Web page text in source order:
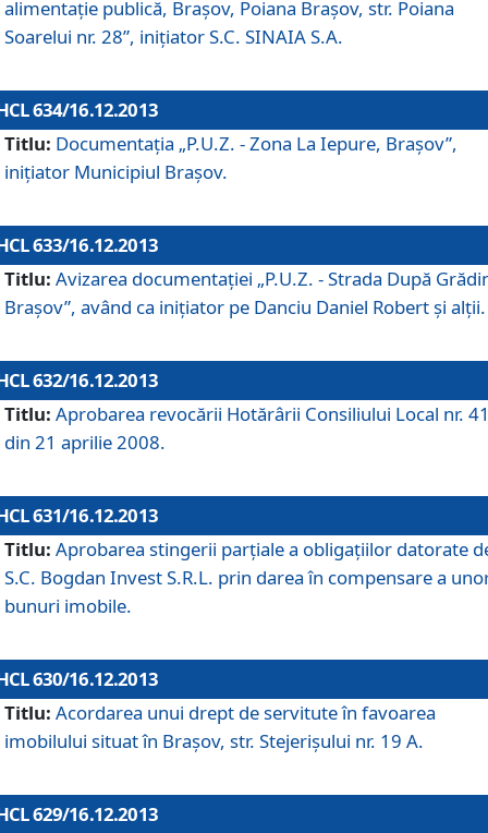
alimentaţie publică, Braşov, Poiana Braşov, str. Poiana
Soarelui nr. 28”, iniţiator S.C. SINAIA S.A.
634/16.12.2013
Titlu: Documentaţia „P.U.Z. - Zona La Iepure, Braşov”,
iniţiator Municipiul Braşov.
633/16.12.2013
Titlu: Avizarea documentaţiei „P.U.Z. - Strada După
Braşov”, având ca iniţiator pe Danciu Daniel Robert şi alţii.
632/16.12.2013
Titlu: Aprobarea revocării Hotărârii Consiliului Local nr.
din 21 aprilie 2008.
631/16.12.2013
Titlu: Aprobarea stingerii parţiale a obligaţiilor datorate
S.C. Bogdan Invest S.R.L. prin darea în compensare a
bunuri imobile.
630/16.12.2013
Titlu: Acordarea unui drept de servitute în favoarea
imobilului situat în Braşov, str. Stejerişului nr. 19 A.
629/16.12.2013